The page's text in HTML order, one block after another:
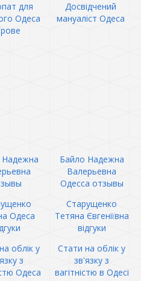
для
Одеса
Досвідчений
мануаліст Одеса
Надежна
Байло Надежна
Валерьевна
Одесса отзывы
Одеса
Старущенко
Тетяна Євгеніївна
відгуки
облік у
з
Одеса
Стати на облік у
зв'язку з
вагітністю в Одесі